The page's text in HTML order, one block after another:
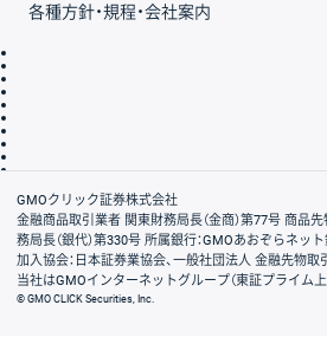
各種方針・規程・会社案内
会社案内
GMOクリック証券株式会社
金融商品取引業者 関東財務局長（金商）第77号 商品
務局長（銀代）第330号 所属銀行：GMOあおぞらネッ
加入協会：日本証券業協会、一般社団法人 金融先物
当社はGMOインターネットグループ（東証プライム上
© GMO CLICK Securities, Inc.